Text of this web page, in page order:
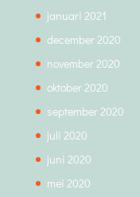
januari 2021
december 2020
november 2020
oktober 2020
september 2020
juli 2020
juni 2020
mei 2020